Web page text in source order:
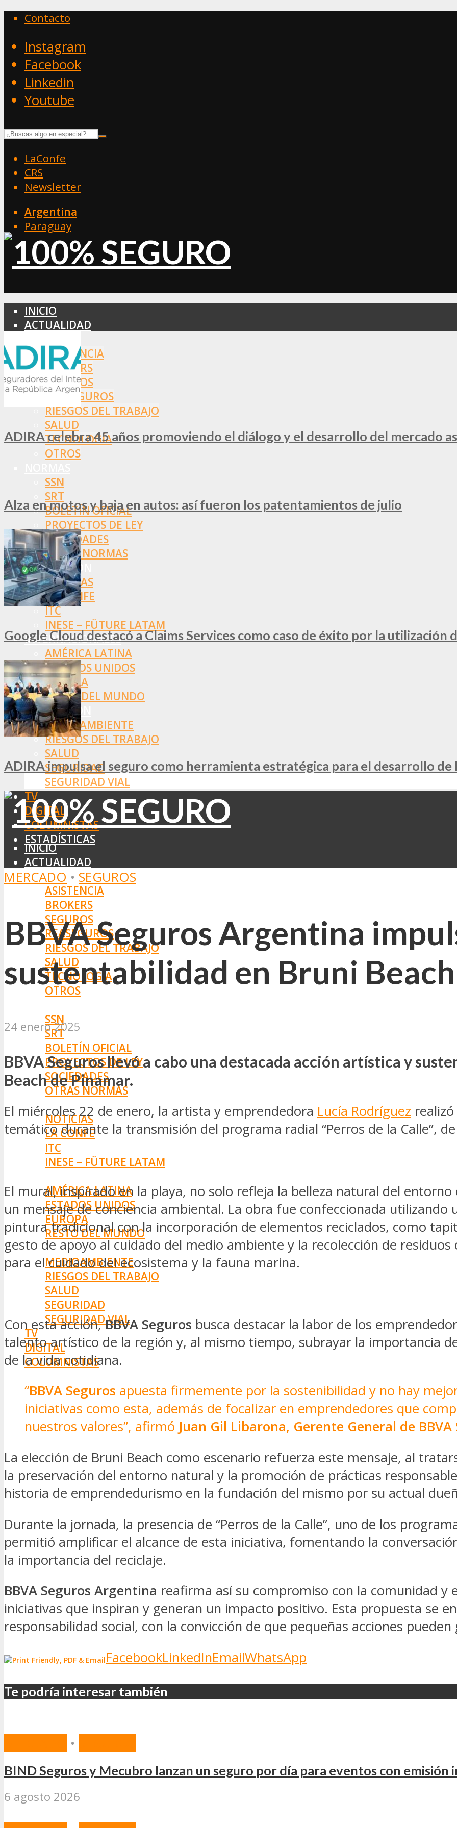
Contacto
Instagram
Facebook
Linkedin
Youtube
LaConfe
CRS
Newsletter
Argentina
Paraguay
INICIO
ACTUALIDAD
ASISTENCIA
BROKERS
SEGUROS
REASEGUROS
RIESGOS DEL TRABAJO
SALUD
TECNOLOGÍA
OTROS
SSN
SRT
BOLETÍN OFICIAL
PROYECTOS DE LEY
SOCIEDADES
OTRAS NORMAS
INNOVACIÓN
NOTICIAS
LA CONFE
ITC
INESE – FÜTURE LATAM
INTERNACIONALES
AMÉRICA LATINA
ESTADOS UNIDOS
EUROPA
RESTO DEL MUNDO
PREVENCIÓN
MEDIOAMBIENTE
RIESGOS DEL TRABAJO
SALUD
SEGURIDAD
SEGURIDAD VIAL
TV
DIGITAL
COLUMNISTAS
ESTADÍSTICAS
ADIRA celebra 45 años promoviendo el diálogo y el desarrollo del mercado
Alza en motos y baja en autos: así fueron los patentamientos de julio
Google Cloud destacó a Claims Services como caso de éxito por la utilización
ADIRA impulsa el seguro como herramienta estratégica para el desarrollo de
INICIO
ACTUALIDAD
MERCADO
ASISTENCIA
BROKERS
SEGUROS
REASEGUROS
RIESGOS DEL TRABAJO
SALUD
TECNOLOGÍA
OTROS
SSN
SRT
BOLETÍN OFICIAL
PROYECTOS DE LEY
SOCIEDADES
OTRAS NORMAS
INNOVACIÓN
NOTICIAS
LA CONFE
ITC
INESE – FÜTURE LATAM
AMÉRICA LATINA
ESTADOS UNIDOS
EUROPA
RESTO DEL MUNDO
PREVENCIÓN
MEDIOAMBIENTE
RIESGOS DEL TRABAJO
SALUD
SEGURIDAD
SEGURIDAD VIAL
TV
DIGITAL
COLUMNISTAS
MERCADO • SEGUROS
BBVA Seguros Argentina
sustentabilidad en Bruni Beach
24 enero 2025
BBVA Seguros llevó a cabo una destacada acción artística y
Beach de Pinamar.
El miércoles 22 de enero, la artista y emprendedora Lucía Rodríguez
temático durante la transmisión del programa radial “Perros de la Calle”,
El mural, inspirado en la playa, no solo refleja la belleza natural del
un mensaje de conciencia ambiental. La obra fue confeccionada utilizando
pintura tradicional con la incorporación de elementos reciclados, como
gesto de apoyo al cuidado del medio ambiente y la recolección de
para el cuidado del ecosistema y la fauna marina.
Con esta acción,BBVA Seguros busca destacar la labor de los
talento artístico de la región y, al mismo tiempo, subrayar la importancia
de la vida cotidiana.
“BBVA Seguros apuesta firmemente por la sostenibilidad y no hay
iniciativas como esta, además de focalizar en emprendedores que
nuestros valores”, afirmó Juan Gil Libarona, Gerente General de BBVA
La elección de Bruni Beach como escenario refuerza este mensaje, al
la preservación del entorno natural y la promoción de prácticas
historia de emprendedurismo en la fundación del mismo por su actual
Durante la jornada, la presencia de “Perros de la Calle”, uno de los
permitió amplificar el alcance de esta iniciativa, fomentando la
la importancia del reciclaje.
BBVA Seguros Argentina reafirma así su compromiso con la comunidad
iniciativas que inspiran y generan un impacto positivo. Esta propuesta se
responsabilidad social, con la convicción de que pequeñas acciones
FacebookLinkedInEmailWhatsApp
Te podría interesar también
•
BIND Seguros y Mecubro lanzan un seguro por día para eventos con emisión
6 agosto 2026